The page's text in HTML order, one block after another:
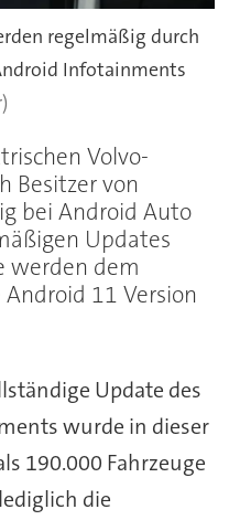
regelmäßig durch
Infotainments
Volvo-
Besitzer von
bei Android Auto
Updates
werden dem
11 Version
Update des
wurde in dieser
190.000 Fahrzeuge
die